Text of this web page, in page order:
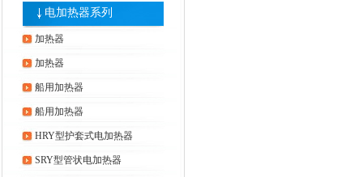
电加热器系列
加热器
加热器
船用加热器
船用加热器
HRY型护套式电加热器
SRY型管状电加热器